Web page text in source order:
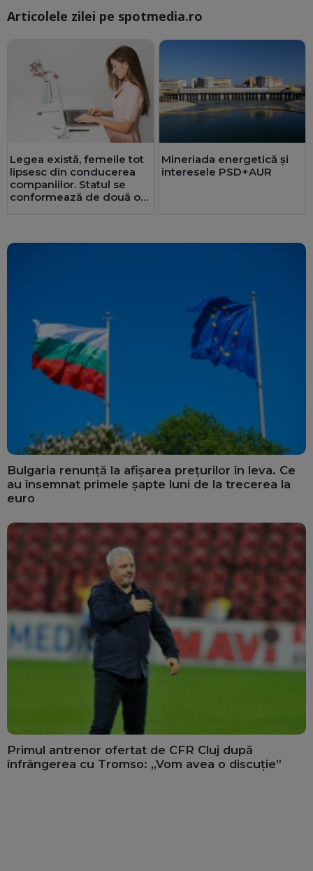
Articolele zilei pe spotmedia.ro
Legea există, femeile tot
lipsesc din conducerea
companiilor. Statul se
conformează de două ori
Mineriada energetică și
interesele PSD+AUR
Bulgaria renunță la afișarea prețurilor în leva. Ce
au însemnat primele șapte luni de la trecerea la
euro
Primul antrenor ofertat de CFR Cluj după
înfrângerea cu Tromso: „Vom avea o discuție”